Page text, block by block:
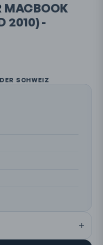
MACBOOK
2010)-
SCHWEIZ
+